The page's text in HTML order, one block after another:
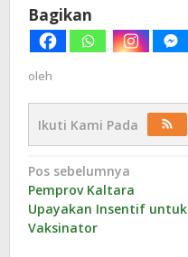
Bagikan
oleh
Ikuti Kami Pada
Navigasi
pos
Pos sebelumnya
Pemprov Kaltara
Upayakan Insentif untuk
Vaksinator